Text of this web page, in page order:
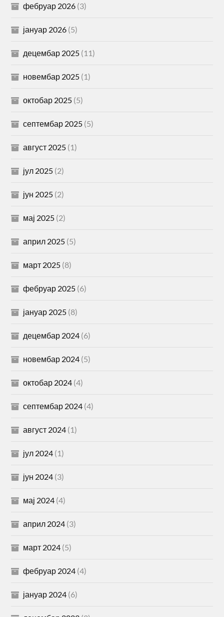
фебруар 2026 (3)
јануар 2026 (5)
децембар 2025 (11)
новембар 2025 (1)
октобар 2025 (5)
септембар 2025 (5)
август 2025 (1)
јул 2025 (2)
јун 2025 (2)
мај 2025 (2)
април 2025 (5)
март 2025 (8)
фебруар 2025 (6)
јануар 2025 (8)
децембар 2024 (6)
новембар 2024 (5)
октобар 2024 (4)
септембар 2024 (4)
август 2024 (1)
јул 2024 (1)
јун 2024 (3)
мај 2024 (4)
април 2024 (3)
март 2024 (5)
фебруар 2024 (4)
јануар 2024 (6)